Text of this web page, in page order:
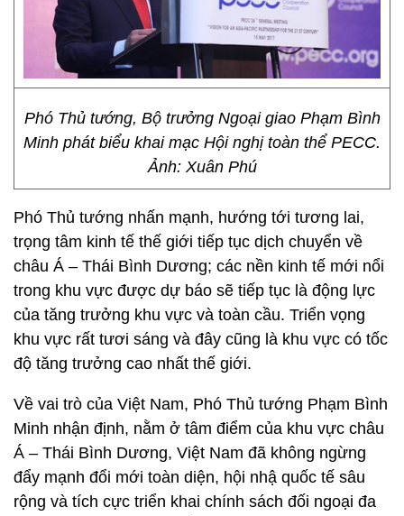
Phó Thủ tướng, Bộ trưởng Ngoại giao Phạm Bình
Minh phát biểu khai mạc Hội nghị toàn thể PECC.
Ảnh: Xuân Phú
Phó Thủ tướng nhấn mạnh, hướng tới tương lai,
trọng tâm kinh tế thế giới tiếp tục dịch chuyển về
châu Á – Thái Bình Dương; các nền kinh tế mới nổi
trong khu vực được dự báo sẽ tiếp tục là động lực
của tăng trưởng khu vực và toàn cầu. Triển vọng
khu vực rất tươi sáng và đây cũng là khu vực có tốc
độ tăng trưởng cao nhất thế giới.
Về vai trò của Việt Nam, Phó Thủ tướng Phạm Bình
Minh nhận định, nằm ở tâm điểm của khu vực châu
Á – Thái Bình Dương, Việt Nam đã không ngừng
đẩy mạnh đổi mới toàn diện, hội nhậ quốc tế sâu
rộng và tích cực triển khai chính sách đối ngoại đa